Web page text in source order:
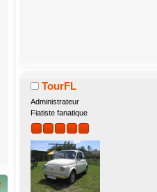
TourFL
Administrateur
Fiatiste fanatique